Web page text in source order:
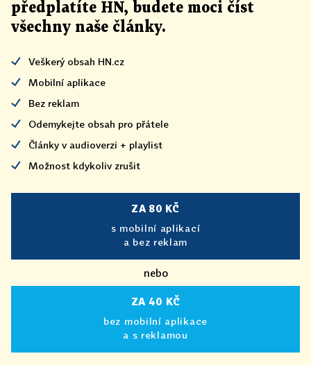
předplatíte HN, budete moci číst
všechny naše články.
Veškerý obsah HN.cz
Mobilní aplikace
Bez reklam
Odemykejte obsah pro přátele
Články v audioverzi + playlist
Možnost kdykoliv zrušit
ZA 80 KČ
s mobilní aplikací
a bez reklam
nebo
ZA 40 KČ
bez mobilní aplikace
a s reklamou